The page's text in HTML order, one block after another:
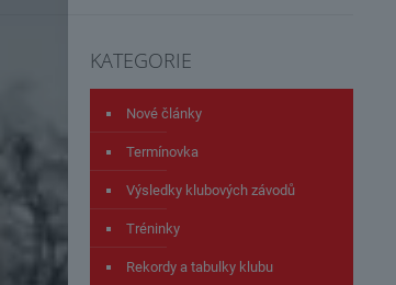
KATEGORIE
Nové články
Termínovka
Výsledky klubových závodů
Tréninky
Rekordy a tabulky klubu